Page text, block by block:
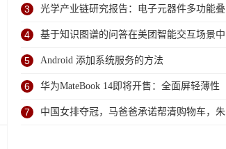
倍物理防晒霜
3 光学产业链研究报告：电子元器件多功能叠
加多场景 光学赛道优且长
4 基于知识图谱的问答在美团智能交互场景中
的应用和演进
5 Android 添加系统服务的方法
6 华为MateBook 14即将开售：全面屏轻薄性
能本!
7 中国女排夺冠，马爸爸承诺帮清购物车，朱